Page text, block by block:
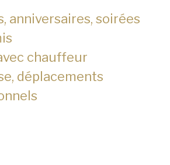
anniversaires, soirées
chauffeur
déplacements